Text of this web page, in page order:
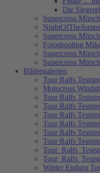
Die
Supercross
Supercross
Fotoshooting
Supercross
Supercross
Bildergalerien
Tour Ralfs
Motocross
Tour Ralfs
Tour Ralfs
Tour Ralfs
Tour Ralfs
Tour Ralfs
Tour Ralfs
Winter Enduro